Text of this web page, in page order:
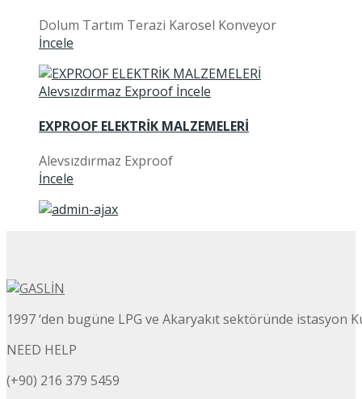
Dolum Tartım Terazi Karosel Konveyor
İncele
EXPROOF ELEKTRİK MALZEMELERİ
Alevsızdırmaz Exproof
İncele
1997 ‘den bugüne LPG ve Akaryakıt sektöründe istasyon
NEED HELP
(+90) 216 379 5459